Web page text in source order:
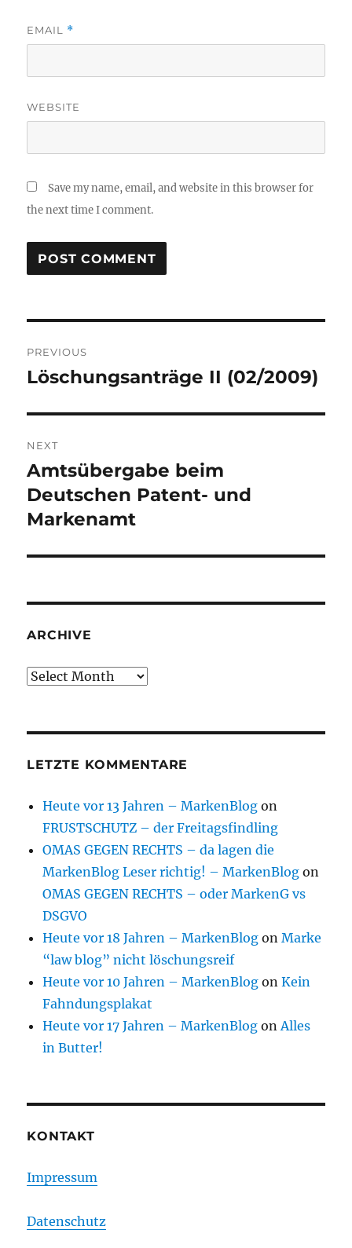
EMAIL *
WEBSITE
Save my name, email, and website in this browser for
the next time I comment.
navigation
PREVIOUS
Previous
Löschungsanträge II (02/2009)
NEXT
Next
post:
Amtsübergabe beim
Deutschen Patent- und
Markenamt
ARCHIVE
Archive
LETZTE KOMMENTARE
Heute vor 13 Jahren – MarkenBlog on
FRUSTSCHUTZ – der Freitagsfindling
OMAS GEGEN RECHTS – da lagen die
MarkenBlog Leser richtig! – MarkenBlog on
OMAS GEGEN RECHTS – oder MarkenG vs
DSGVO
Heute vor 18 Jahren – MarkenBlog onMarke
“law blog” nicht löschungsreif
Heute vor 10 Jahren – MarkenBlog onKein
Fahndungsplakat
Heute vor 17 Jahren – MarkenBlog onAlles
in Butter!
KONTAKT
Impressum
Datenschutz